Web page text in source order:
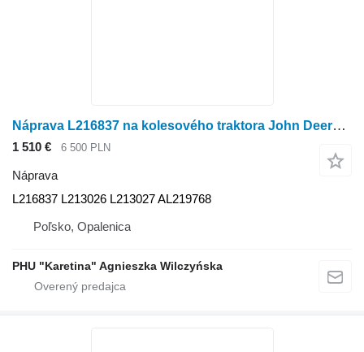
Náprava L216837 na kolesového traktora John Deere 6xxxM 6xxxR
1 510 € 6 500 PLN
Náprava
L216837 L213026 L213027 AL219768
Poľsko, Opalenica
PHU "Karetina" Agnieszka Wilczyńska